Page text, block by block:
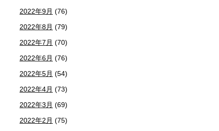
2022年9月 (76)
2022年8月 (79)
2022年7月 (70)
2022年6月 (76)
2022年5月 (54)
2022年4月 (73)
2022年3月 (69)
2022年2月 (75)